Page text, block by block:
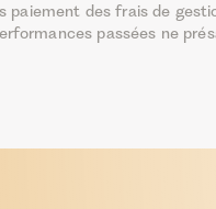
paiement des frais de
passées ne